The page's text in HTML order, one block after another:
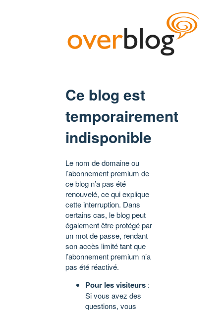
Ce blog est
temporairement
indisponible
Le nom de domaine ou
l’abonnement premium de
ce blog n’a pas été
renouvelé, ce qui explique
cette interruption. Dans
certains cas, le blog peut
également être protégé par
un mot de passe, rendant
son accès limité tant que
l’abonnement premium n’a
pas été réactivé.
Pour les visiteurs :
Si vous avez des
questions, vous